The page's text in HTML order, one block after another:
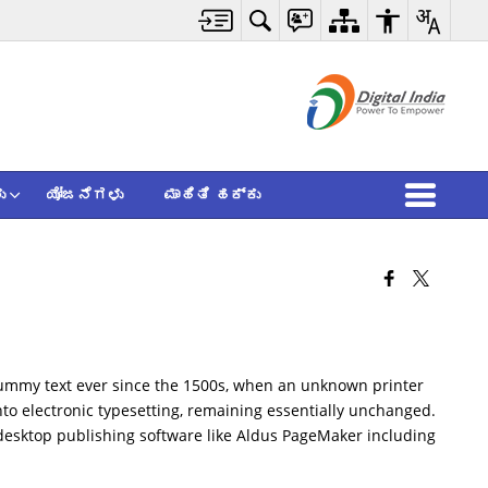
ಯೋಜನೆಗಳು ಮಾಹಿತಿ ಹಕ್ಕು
text ever since the 1500s, when an unknown printer
electronic typesetting, remaining essentially unchanged.
publishing software like Aldus PageMaker including